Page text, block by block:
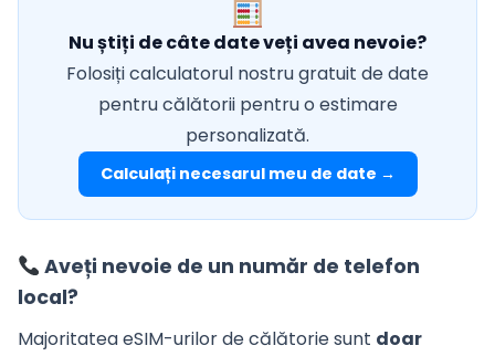
Nu știți de câte date veți avea nevoie?
Folosiți calculatorul nostru gratuit de date
pentru călătorii pentru o estimare
personalizată.
Calculați necesarul meu de date →
Aveți nevoie de un număr de telefon
local?
Majoritatea eSIM-urilor de călătorie sunt doar